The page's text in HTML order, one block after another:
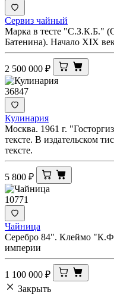
Сервиз чайный
Марка в тесте "С.З.К.Б."
Батенина). Начало XIX
2 500 000 ₽
36847
Кулинария
Москва. 1961 г.
тексте. В издательском
тексте.
5 800 ₽
10771
Чайница
Серебро 84". Клеймо
империи
1 100 000 ₽
Закрыть